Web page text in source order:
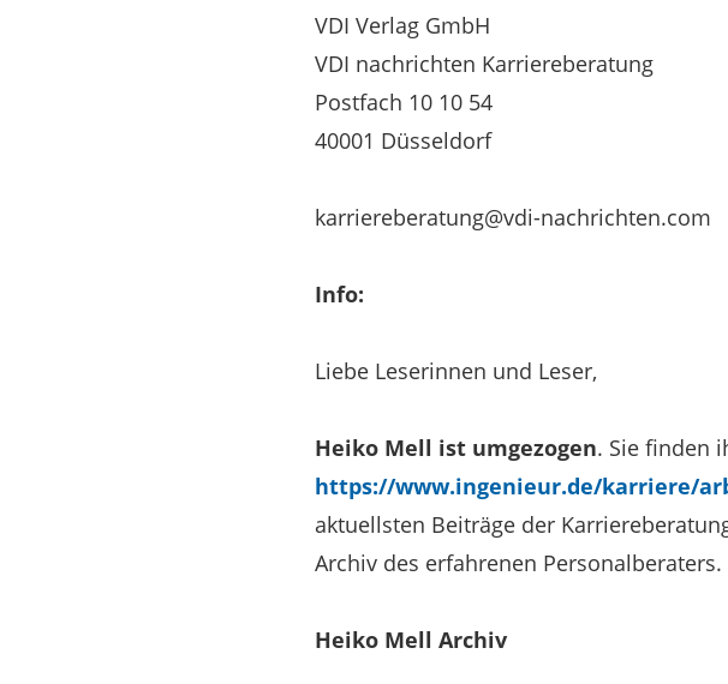
VDI Verlag GmbH
VDI nachrichten Karriereberatung
Postfach 10 10 54
40001 Düsseldorf
karriereberatung@vdi-nachrichten.com
Info:
Liebe Leserinnen und Leser,
Heiko Mell ist umgezogen. Sie finden
https://www.ingenieur.de/karriere/
aktuellsten Beiträge der
Archiv des erfahrenen Personalberaters.
Heiko Mell Archiv